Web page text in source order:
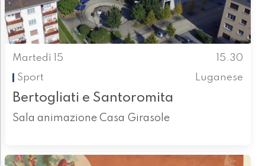
Martedì 15
15.30
Sport
Luganese
Bertogliati e Santoromita
Sala animazione Casa Girasole